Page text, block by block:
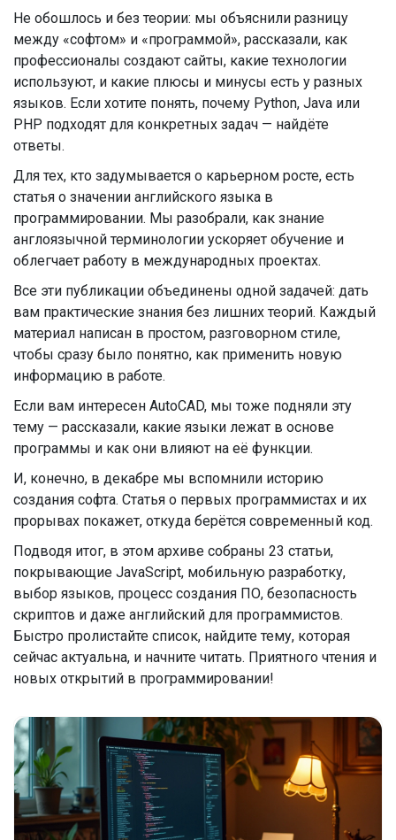
Не обошлось и без теории: мы объяснили разницу
между «софтом» и «программой», рассказали, как
профессионалы создают сайты, какие технологии
используют, и какие плюсы и минусы есть у разных
языков. Если хотите понять, почему Python, Java или
PHP подходят для конкретных задач — найдёте
ответы.
Для тех, кто задумывается о карьерном росте, есть
статья о значении английского языка в
программировании. Мы разобрали, как знание
англоязычной терминологии ускоряет обучение и
облегчает работу в международных проектах.
Все эти публикации объединены одной задачей: дать
вам практические знания без лишних теорий. Каждый
материал написан в простом, разговорном стиле,
чтобы сразу было понятно, как применить новую
информацию в работе.
Если вам интересен AutoCAD, мы тоже подняли эту
тему — рассказали, какие языки лежат в основе
программы и как они влияют на её функции.
И, конечно, в декабре мы вспомнили историю
создания софта. Статья о первых программистах и их
прорывах покажет, откуда берётся современный код.
Подводя итог, в этом архиве собраны 23 статьи,
покрывающие JavaScript, мобильную разработку,
выбор языков, процесс создания ПО, безопасность
скриптов и даже английский для программистов.
Быстро пролистайте список, найдите тему, которая
сейчас актуальна, и начните читать. Приятного чтения и
новых открытий в программировании!